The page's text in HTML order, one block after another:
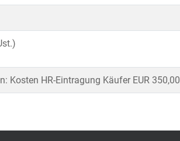
Kosten HR-Eintragung Käufer EUR 350,00